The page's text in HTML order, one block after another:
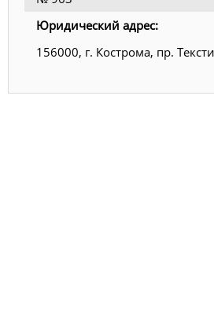
Юридический адрес:
156000, г. Кострома, пр.